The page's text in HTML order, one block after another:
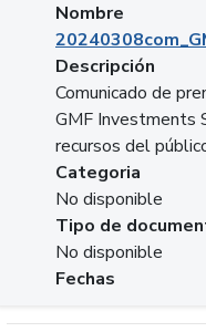
Nombre
Descripción
Comunicado de
GMF Investments
recursos del
Categoria
No disponible
Tipo de
No disponible
Fechas